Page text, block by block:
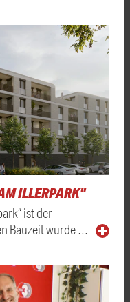
ILLERPARK"
ist der
Bauzeit wurde …